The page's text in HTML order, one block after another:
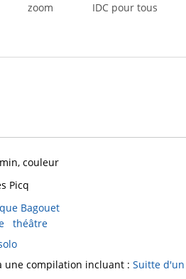
zoom IDC pour tous
couleur
Picq
Bagouet
théâtre
une compilation incluant : Suitte